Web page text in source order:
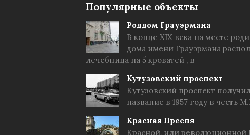
Популярные объекты
Роддом Грауэрмана
В конце XIX века на месте
дома имени Грауэрмана
лечебница на 5 кроватей , в
Кутузовский проспект
Кутузовский проспект
название в 1957 году в честь
Красная Пресня
Красной, или революционной